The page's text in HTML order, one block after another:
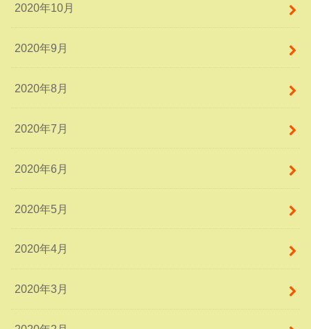
2020年10月
2020年9月
2020年8月
2020年7月
2020年6月
2020年5月
2020年4月
2020年3月